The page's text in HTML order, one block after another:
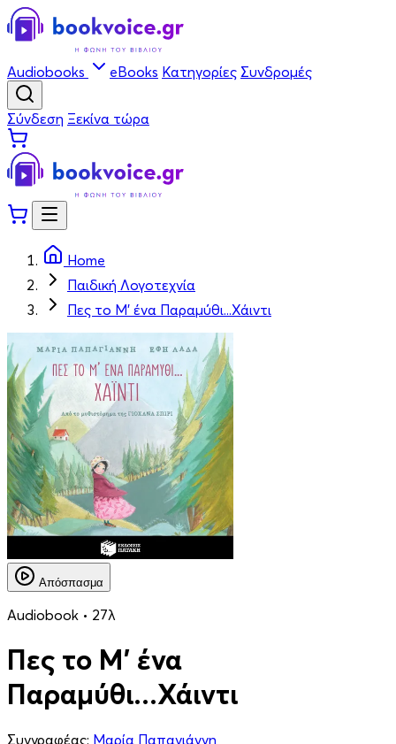
Audiobooks eBooks Κατηγορίες Συνδρομές
Σύνδεση Ξεκίνα τώρα
Home
Παιδική Λογοτεχνία
Πες το Μ' ένα Παραμύθι...Χάιντι
Απόσπασμα
Audiobook • 27λ
Πες το Μ' ένα
Παραμύθι...Χάιντι
Συγγραφέας: Μαρία Παπαγιάννη